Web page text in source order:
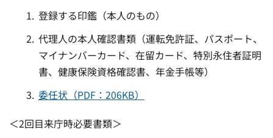
登録する印鑑（本人のもの）
代理人の本人確認書類（運転免許証、パスポート、
マイナンバーカード、在留カード、特別永住者証明
書、健康保険資格確認書、年金手帳等）
委任状（PDF：206KB）
＜2回目来庁時必要書類＞